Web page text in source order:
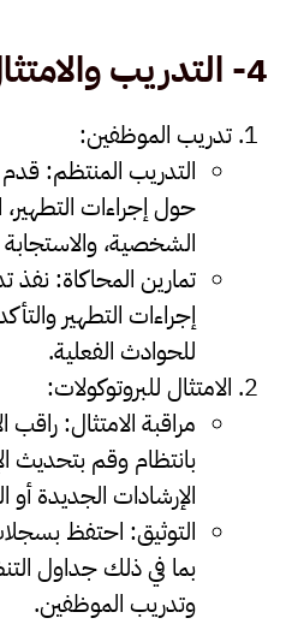
4- التدريب
تدريب الموظفين:
التدريب المنتظم: قدم
حول إجراءات
الشخصية،
تمارين المحاكاة: نفذ
إجراءات التطهير
للحوادث الفعلية.
الامتثال للبروتوكولات:
مراقبة الامتثال: راقب
بانتظام وقم بتحديث
الإرشادات الجديدة أو
التوثيق: احتفظ
بما في ذلك جداول
وتدريب الموظفين.